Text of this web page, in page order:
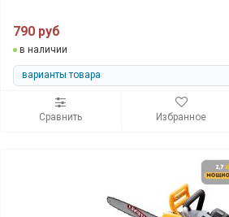
790 руб
в наличии
варианты товара
Сравнить Избранное